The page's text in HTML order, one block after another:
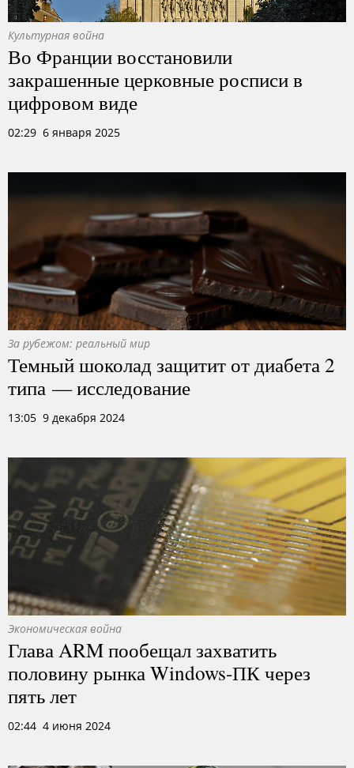
Культурная война
Во Франции восстановили
закрашенные церковные росписи в
цифровом виде
02:29 6 января 2025
За рубежом: реальный мир
Темный шоколад защитит от диабета 2
типа — исследование
13:05 9 декабря 2024
Экономическая война
Глава ARM пообещал захватить
половину рынка Windows-ПК через
пять лет
02:44 4 июня 2024